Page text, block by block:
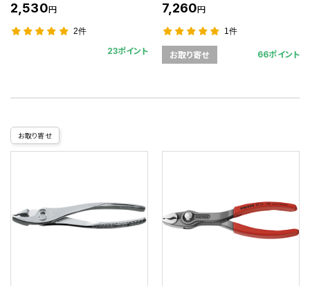
2,530円
2件
23ポイント
7,260円
1件
お取り寄せ 66ポイント
お取り寄せ